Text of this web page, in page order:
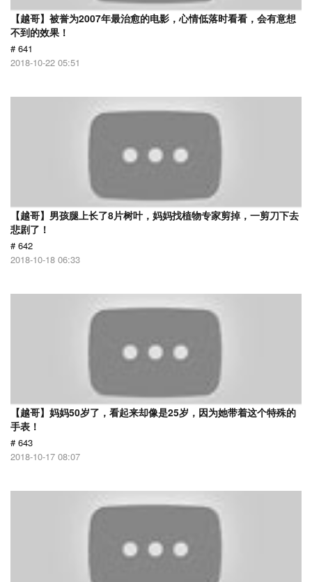
【越哥】被誉为2007年最治愈的电影，心情低落时看看，会有意想
不到的效果！
# 641
2018-10-22 05:51
【越哥】男孩腿上长了8片树叶，妈妈找植物专家剪掉，一剪刀下去
悲剧了！
# 642
2018-10-18 06:33
【越哥】妈妈50岁了，看起来却像是25岁，因为她带着这个特殊的
手表！
# 643
2018-10-17 08:07